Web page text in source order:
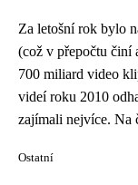
Za letošní rok bylo
(což v přepočtu činí
700 miliard video
videí roku 2010
zajímali nejvíce. Na
Ostatní